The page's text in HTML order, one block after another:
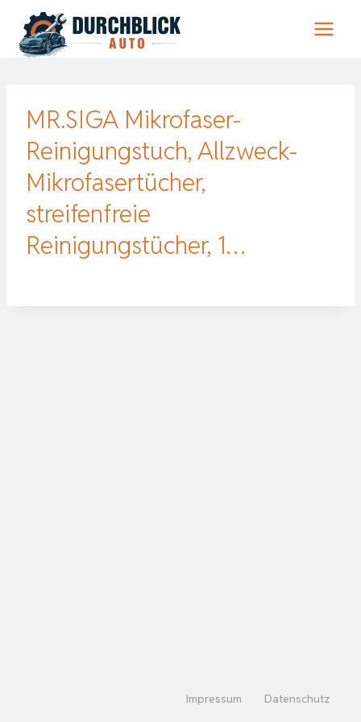
Inhalt
springen
MR.SIGA Mikrofaser-
Reinigungstuch, Allzweck-
Mikrofasertücher,
streifenfreie
Reinigungstücher, 1…
Impressum Datenschutz